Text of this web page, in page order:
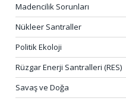
Madencilik Sorunları
Nükleer Santraller
Politik Ekoloji
Rüzgar Enerji Santralleri (RES)
Savaş ve Doğa